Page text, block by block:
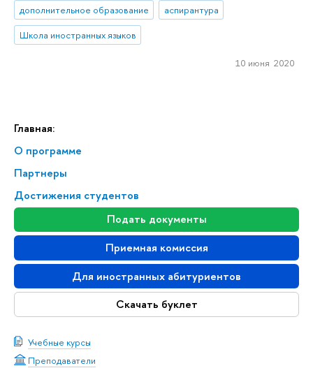
Главная:
О программе
Партнеры
Достижения студентов
Подать документы
Приемная комиссия
Для иностранных абитуриентов
Скачать буклет
Учебные курсы
Преподаватели
дополнительное образование
аспирантура
Школа иностранных языков
10 июня 2020